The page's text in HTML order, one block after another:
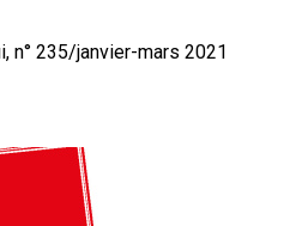
n° 235/janvier-mars 2021